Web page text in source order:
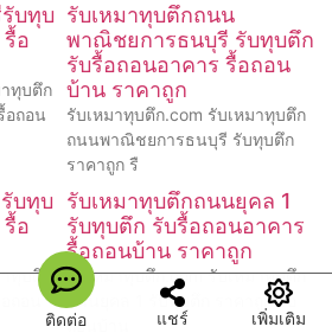
บทุบ
อ
ทุบตึก
อถอน
รับเหมาทุบตึกถนน
พาณิชยการธนบุรี รับทุบตึก
รับรื้อถอนอาคาร รื้อถอน
บ้าน ราคาถูก
รับเหมาทุบตึก.com รับเหมาทุบตึก
ถนนพาณิชยการธนบุรี รับทุบตึก
ราคาถูก รื
บทุบ
อ
ทุบตึก
ถอน
รับเหมาทุบตึกถนนยุคล 1
รับทุบตึก รับรื้อถอนอาคาร
รื้อถอนบ้าน ราคาถูก
รับเหมาทุบตึก.com รับเหมาทุบตึก
ถนนยุคล 1 รับทุบตึก ราคาถูก รื้อ
ถอนบ้าน
ติดต่อ แชร์ เพิ่มเติม